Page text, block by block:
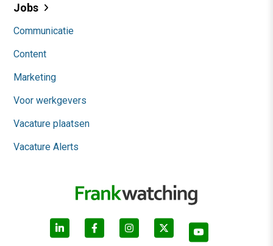
Jobs
Communicatie
Content
Marketing
Voor werkgevers
Vacature plaatsen
Vacature Alerts